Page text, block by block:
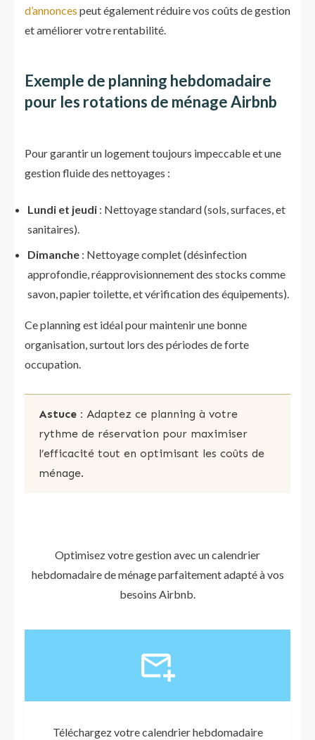
d’annonces peut également réduire vos coûts de gestion
et améliorer votre rentabilité.
Exemple de planning hebdomadaire
pour les rotations de ménage Airbnb
Pour garantir un logement toujours impeccable et une
gestion fluide des nettoyages :
Lundi et jeudi : Nettoyage standard (sols, surfaces, et
sanitaires).
Dimanche : Nettoyage complet (désinfection
approfondie, réapprovisionnement des stocks comme
savon, papier toilette, et vérification des équipements).
Ce planning est idéal pour maintenir une bonne
organisation, surtout lors des périodes de forte
occupation.
Astuce : Adaptez ce planning à votre
rythme de réservation pour maximiser
l’efficacité tout en optimisant les coûts de
ménage.
Optimisez votre gestion avec un calendrier
hebdomadaire de ménage parfaitement adapté à vos
besoins Airbnb.
Téléchargez votre calendrier hebdomadaire